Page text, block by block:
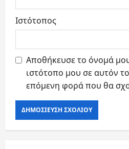
Ιστότοπος
Αποθήκευσε το όνομά
ιστότοπο μου σε αυτόν
επόμενη φορά που θα